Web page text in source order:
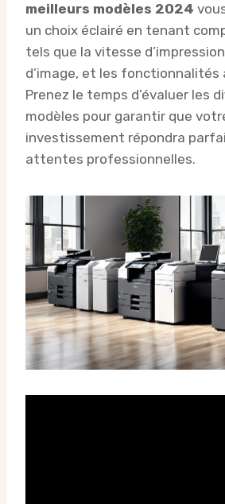
meilleurs modèles 2024
un choix éclairé en tenant
tels que la vitesse
d’image, et les fonctionnalités
Prenez le temps d’évaluer les
modèles pour garantir que
investissement répondra
attentes professionnelles.